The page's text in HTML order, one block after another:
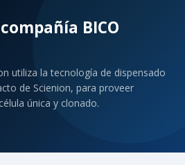
BICO
utiliza la tecnología de dispensado
de Scienion, para proveer
única y clonado.